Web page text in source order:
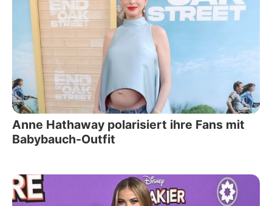
Anne Hathaway polarisiert ihre Fans mit
Babybauch-Outfit